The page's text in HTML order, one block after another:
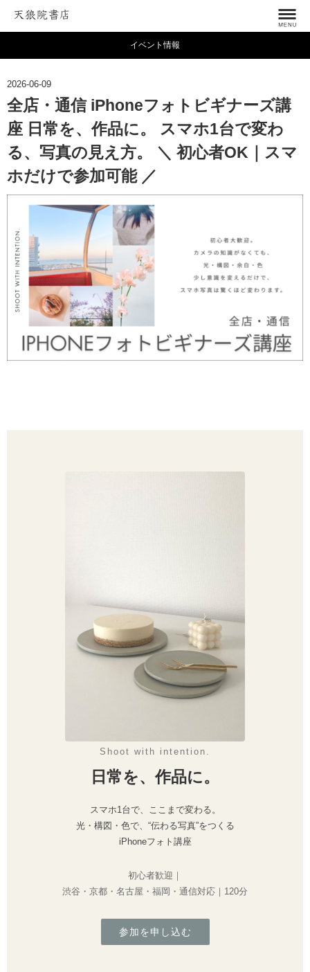
イベント情報
2026-06-09
全店・通信 iPhoneフォトビギナーズ講
座 日常を、作品に。 スマホ1台で変わ
る、写真の見え方。 ＼ 初心者OK｜スマ
ホだけで参加可能 ／
Shoot with intention.
日常を、作品に。
スマホ1台で、ここまで変わる。
光・構図・色で、“伝わる写真”をつくる
iPhoneフォト講座
初心者歓迎｜
渋谷・京都・名古屋・福岡・通信対応｜120分
参加を申し込む